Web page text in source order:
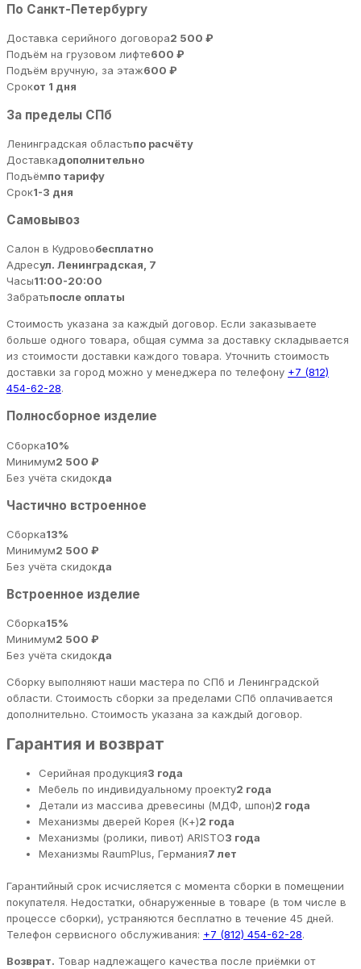
По Санкт-Петербургу
Доставка серийного договора2 500 ₽
Подъём на грузовом лифте600 ₽
Подъём вручную, за этаж600 ₽
Срокот 1 дня
За пределы СПб
Ленинградская областьпо расчёту
Доставкадополнительно
Подъёмпо тарифу
Срок1-3 дня
Самовывоз
Салон в Кудровобесплатно
Адресул. Ленинградская, 7
Часы11:00-20:00
Забратьпосле оплаты
Стоимость указана за каждый договор. Если заказываете
больше одного товара, общая сумма за доставку складывается
из стоимости доставки каждого товара. Уточнить стоимость
доставки за город можно у менеджера по телефону +7 (812)
454-62-28.
Полносборное изделие
Сборка10%
Минимум2 500 ₽
Без учёта скидокда
Частично встроенное
Сборка13%
Минимум2 500 ₽
Без учёта скидокда
Встроенное изделие
Сборка15%
Минимум2 500 ₽
Без учёта скидокда
Сборку выполняют наши мастера по СПб и Ленинградской
области. Стоимость сборки за пределами СПб оплачивается
дополнительно. Стоимость указана за каждый договор.
Гарантия и возврат
Серийная продукция3 года
Мебель по индивидуальному проекту2 года
Детали из массива древесины (МДФ, шпон)2 года
Механизмы дверей Корея (К+)2 года
Механизмы (ролики, пивот) ARISTO3 года
Механизмы RaumPlus, Германия7 лет
Гарантийный срок исчисляется с момента сборки в помещении
покупателя. Недостатки, обнаруженные в товаре (в том числе в
процессе сборки), устраняются бесплатно в течение 45 дней.
Телефон сервисного обслуживания: +7 (812) 454-62-28.
Возврат. Товар надлежащего качества после приёмки от